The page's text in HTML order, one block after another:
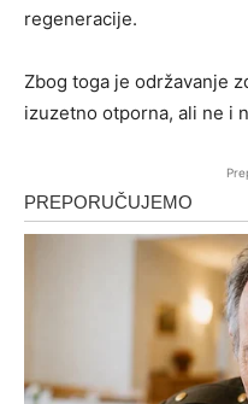
regeneracije.
Zbog toga je održavanje
izuzetno otporna, ali ne i